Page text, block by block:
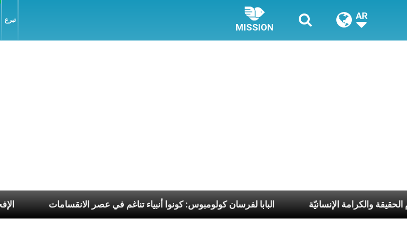
تبرع
MISSION
AR
البابا لفرسان كولومبوس: كونوا أنبياء تناغم في عصر الانقسامات أن يخدم الحقيقة والكرامة الإنسانيّة